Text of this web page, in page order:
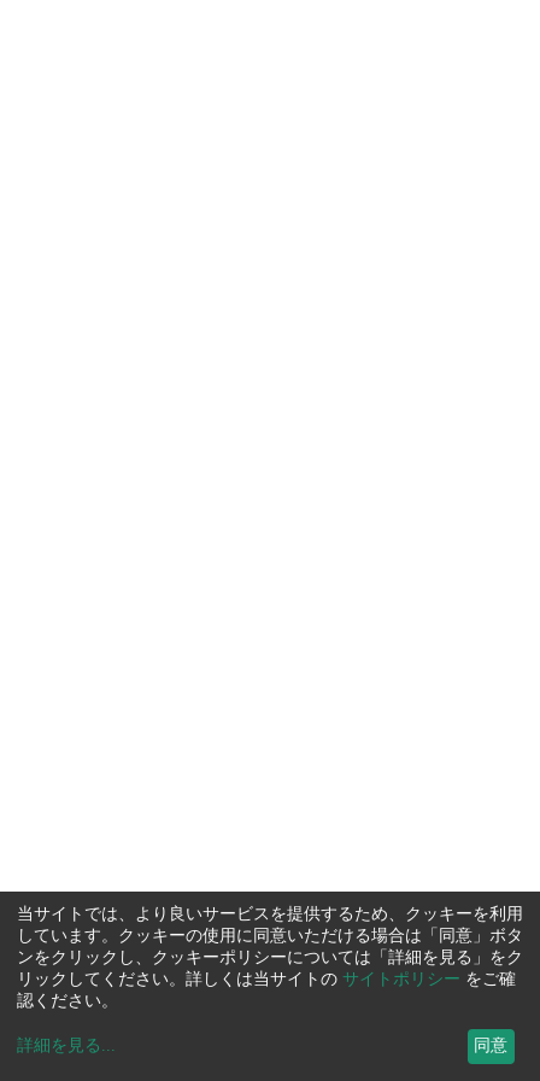
当サイトでは、より良いサービスを提供するため、クッキーを利用
しています。クッキーの使用に同意いただける場合は「同意」ボタ
ンをクリックし、クッキーポリシーについては「詳細を見る」をク
リックしてください。詳しくは当サイトの サイトポリシー をご確
認ください。
詳細を見る ... 同意